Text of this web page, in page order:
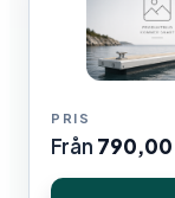
Från 790,00